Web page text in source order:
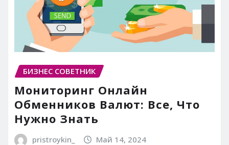
БИЗНЕС СОВЕТНИК
Мониторинг Онлайн
Обменников Валют: Все, Что
Нужно Знать
pristroykin_ Май 14, 2024